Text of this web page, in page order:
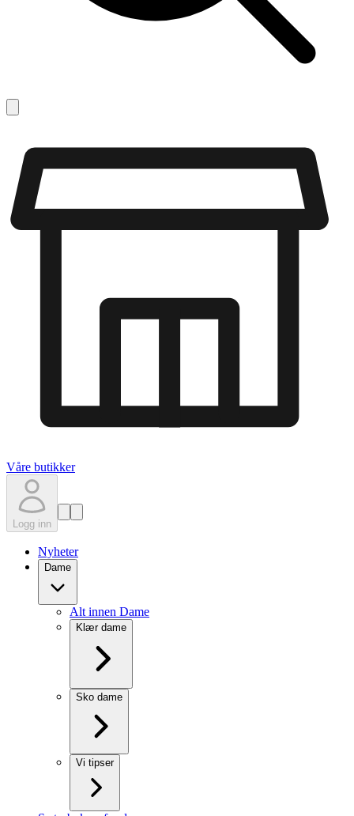
Våre butikker
Logg inn
Nyheter
Dame
Alt innen Dame
Klær dame
Sko dame
Vi tipser